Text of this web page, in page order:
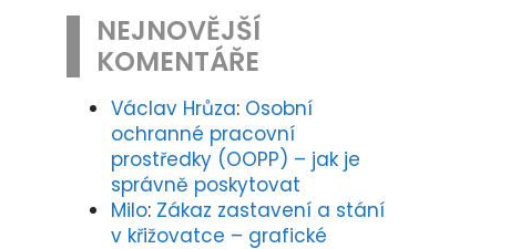
NEJNOVĚJŠÍ
KOMENTÁŘE
Václav Hrůza: Osobní
ochranné pracovní
prostředky (OOPP) – jak je
správně poskytovat
Milo: Zákaz zastavení a stání
v křižovatce – grafické